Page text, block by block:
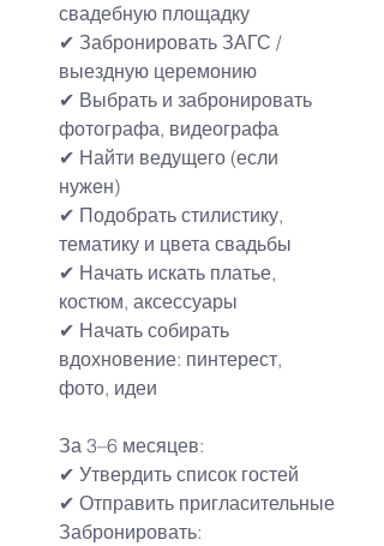
свадебную площадку
✔ Забронировать ЗАГС /
выездную церемонию
✔ Выбрать и забронировать
фотографа, видеографа
✔ Найти ведущего (если
нужен)
✔ Подобрать стилистику,
тематику и цвета свадьбы
✔ Начать искать платье,
костюм, аксессуары
✔ Начать собирать
вдохновение: пинтерест,
фото, идеи
За 3–6 месяцев:
✔ Утвердить список гостей
✔ Отправить пригласительные
Забронировать: